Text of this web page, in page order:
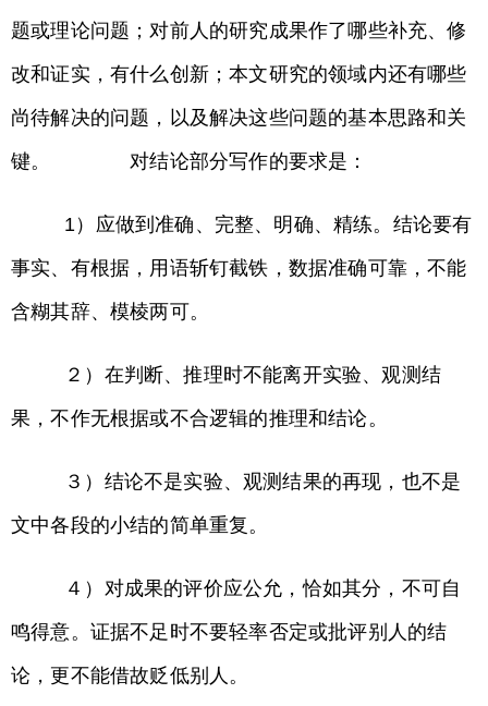
题或理论问题；对前人的研究成果作了哪些补充、修
改和证实，有什么创新；本文研究的领域内还有哪些
尚待解决的问题，以及解决这些问题的基本思路和关
键。 对结论部分写作的要求是：
1）应做到准确、完整、明确、精练。结论要有
事实、有根据，用语斩钉截铁，数据准确可靠，不能
含糊其辞、模棱两可。
２）在判断、推理时不能离开实验、观测结
果，不作无根据或不合逻辑的推理和结论。
３）结论不是实验、观测结果的再现，也不是
文中各段的小结的简单重复。
４）对成果的评价应公允，恰如其分，不可自
鸣得意。证据不足时不要轻率否定或批评别人的结
论，更不能借故贬低别人。